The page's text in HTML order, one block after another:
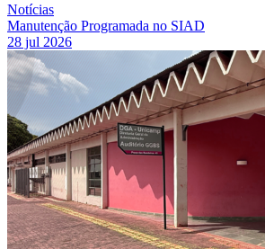
Notícias
Manutenção Programada no SIAD
28 jul 2026